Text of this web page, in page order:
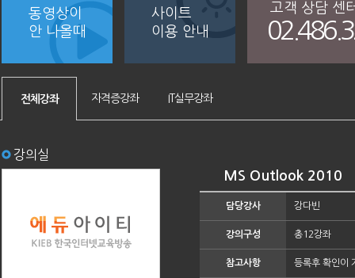
동영상이
안 나올때
사이트
이용 안내
고객 상담 센
전체강좌 자격증강좌 IT실무강좌
강의실
MS Outlook 2010
담당강사 강다빈
강의구성 총12강좌
참고사항 등록후 확인이